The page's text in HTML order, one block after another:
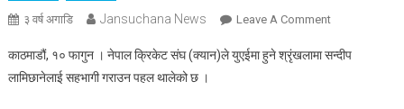
३ वर्ष अगाडि Jansuchana News Leave A CommentOn
लामिछानेलाई
काठमाडौं, १० फागुन । नेपाल क्रिकेट संघ (क्यान)ले युएईमा हुने श्रृंखलामा सन्दीप
लामिछानेलाई सहभागी गराउन पहल थालेको छ ।